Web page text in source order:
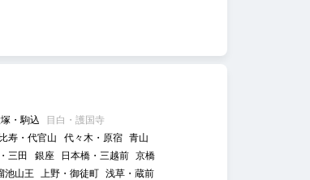
・駒込
目白・護国寺
寿・代官山 代々木・原宿 青山
三田 銀座 日本橋・三越前
京橋
池山王 上野・御徒町 浅草・蔵前